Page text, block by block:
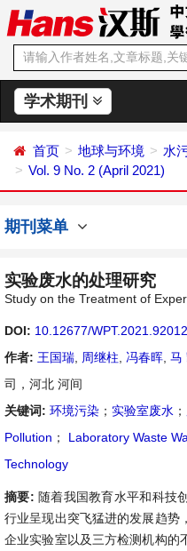
学术期刊
首页 地球与环境
水
Vol. 9 No. 2 (April 2021)
期刊菜单
实验废水的处理研究
Study on the Treatment of
DOI: 10.12677/WPT.2021.92012
作者: 王国瑞 周继柱 冯春晖 马
司，河北 河间
关键词: 环境污染 ； 实验室废水 ；
Pollution ； Laboratory Waste
Technology
摘要: 随着我国教育水平和科技
行业呈现出突飞猛进的发展趋势
企业实验室以及三方检测机构的